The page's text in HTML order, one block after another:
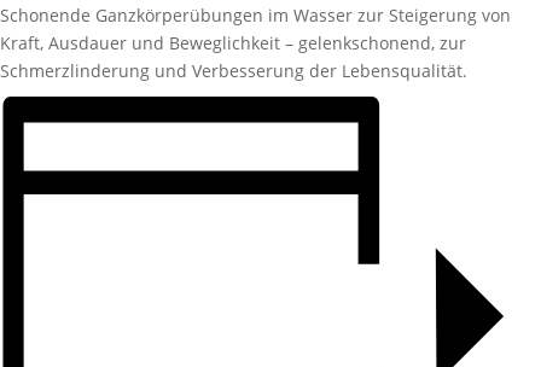
Schonende Ganzkörperübungen im Wasser zur Steigerung von
Kraft, Ausdauer und Beweglichkeit – gelenkschonend, zur
Schmerzlinderung und Verbesserung der Lebensqualität.